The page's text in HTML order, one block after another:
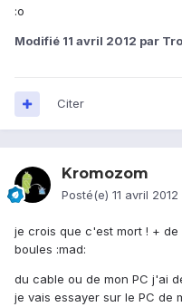
:o
Modifié 11 avril 2012 par
Citer
Kromozom
Posté(e) 11 avril 2012
je crois que c'est mort ! +
boules :mad:
du cable ou de mon PC j'ai
je vais essayer sur le PC de